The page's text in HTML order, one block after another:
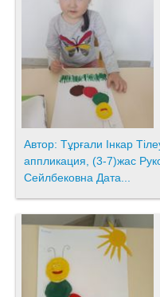
Автор: Тұрғали Інкар
аппликация, (3-7)жас Руководитель: Бегалиева Самал
Сейлбековна Дата...